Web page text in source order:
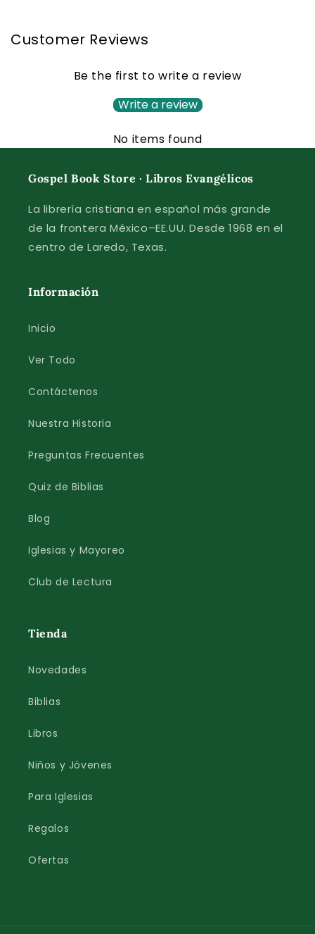
Customer Reviews
Be the first to write a review
Write a review
No items found
Gospel Book Store · Libros Evangélicos
La librería cristiana en español más grande
de la frontera México–EE.UU. Desde 1968 en el
centro de Laredo, Texas.
Información
Inicio
Ver Todo
Contáctenos
Nuestra Historia
Preguntas Frecuentes
Quiz de Biblias
Blog
Iglesias y Mayoreo
Club de Lectura
Tienda
Novedades
Biblias
Libros
Niños y Jóvenes
Para Iglesias
Regalos
Ofertas